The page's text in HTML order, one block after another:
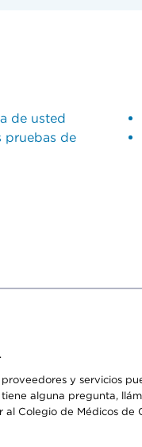
de usted
pruebas de
y servicios
alguna pregunta,
al Colegio de Médicos